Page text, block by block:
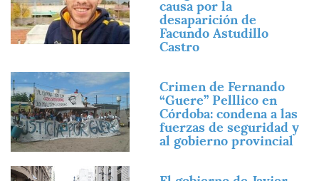
causa por la
desaparición de
Facundo Astudillo
Castro
Imagen
Crimen de Fernando
“Guere” Pelllico en
Córdoba: condena a las
fuerzas de seguridad y
al gobierno provincial
Imagen